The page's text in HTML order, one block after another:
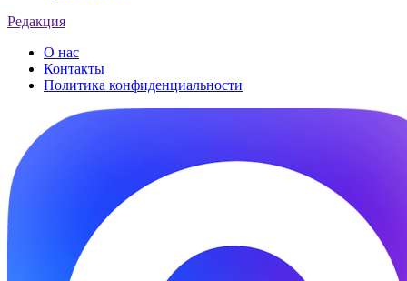
Редакция
О нас
Контакты
Политика конфиденциальности